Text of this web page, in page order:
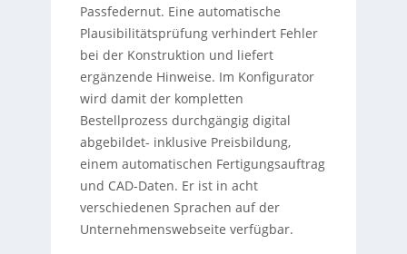
Passfedernut. Eine automatische
Plausibilitätsprüfung verhindert Fehler
bei der Konstruktion und liefert
ergänzende Hinweise. Im Konfigurator
wird damit der kompletten
Bestellprozess durchgängig digital
abgebildet- inklusive Preisbildung,
einem automatischen Fertigungsauftrag
und CAD-Daten. Er ist in acht
verschiedenen Sprachen auf der
Unternehmenswebseite verfügbar.